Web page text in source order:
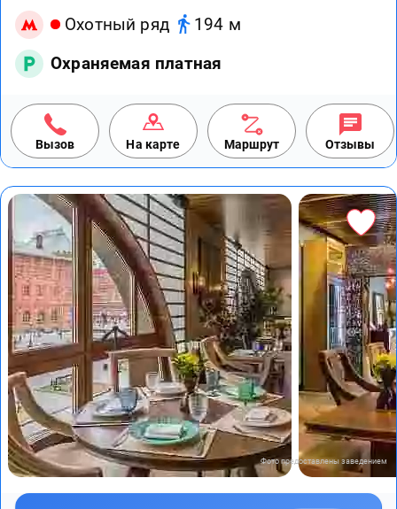
Охотный ряд
194 м
Охраняемая платная
Вызов На карте Маршрут Отзывы
Фото предоставлены заведением